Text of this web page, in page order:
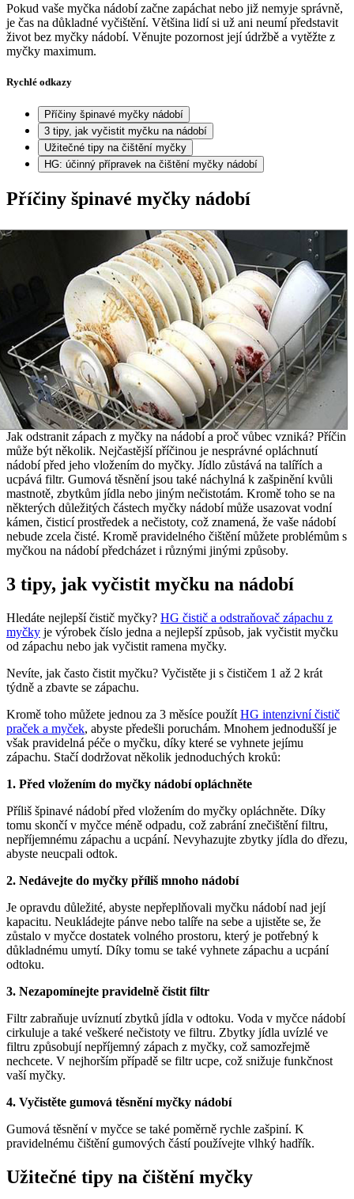
Pokud vaše myčka nádobí začne zapáchat nebo již nemyje správně,
je čas na důkladné vyčištění. Většina lidí si už ani neumí představit
život bez myčky nádobí. Věnujte pozornost její údržbě a vytěžte z
myčky maximum.
Rychlé odkazy
Příčiny špinavé myčky nádobí
3 tipy, jak vyčistit myčku na nádobí
Užitečné tipy na čištění myčky
HG: účinný přípravek na čištění myčky nádobí
Příčiny špinavé myčky nádobí
Jak odstranit zápach z myčky na nádobí a proč vůbec vzniká? Příčin
může být několik. Nejčastější příčinou je nesprávné opláchnutí
nádobí před jeho vložením do myčky. Jídlo zůstává na talířích a
ucpává filtr. Gumová těsnění jsou také náchylná k zašpinění kvůli
mastnotě, zbytkům jídla nebo jiným nečistotám. Kromě toho se na
některých důležitých částech myčky nádobí může usazovat vodní
kámen, čisticí prostředek a nečistoty, což znamená, že vaše nádobí
nebude zcela čisté. Kromě pravidelného čištění můžete problémům s
myčkou na nádobí předcházet i různými jinými způsoby.
3 tipy, jak vyčistit myčku na nádobí
Hledáte nejlepší čistič myčky? HG čistič a odstraňovač zápachu z
myčky je výrobek číslo jedna a nejlepší způsob, jak vyčistit myčku
od zápachu nebo jak vyčistit ramena myčky.
Nevíte, jak často čistit myčku? Vyčistěte ji s čističem 1 až 2 krát
týdně a zbavte se zápachu.
Kromě toho můžete jednou za 3 měsíce použít HG intenzivní čistič
praček a myček, abyste předešli poruchám. Mnohem jednodušší je
však pravidelná péče o myčku, díky které se vyhnete jejímu
zápachu. Stačí dodržovat několik jednoduchých kroků:
1. Před vložením do myčky nádobí opláchněte
Příliš špinavé nádobí před vložením do myčky opláchněte. Díky
tomu skončí v myčce méně odpadu, což zabrání znečištění filtru,
nepříjemnému zápachu a ucpání. Nevyhazujte zbytky jídla do dřezu,
abyste neucpali odtok.
2. Nedávejte do myčky příliš mnoho nádobí
Je opravdu důležité, abyste nepřeplňovali myčku nádobí nad její
kapacitu. Neukládejte pánve nebo talíře na sebe a ujistěte se, že
zůstalo v myčce dostatek volného prostoru, který je potřebný k
důkladnému umytí. Díky tomu se také vyhnete zápachu a ucpání
odtoku.
3. Nezapomínejte pravidelně čistit filtr
Filtr zabraňuje uvíznutí zbytků jídla v odtoku. Voda v myčce nádobí
cirkuluje a také veškeré nečistoty ve filtru. Zbytky jídla uvízlé ve
filtru způsobují nepříjemný zápach z myčky, což samozřejmě
nechcete. V nejhorším případě se filtr ucpe, což snižuje funkčnost
vaší myčky.
4. Vyčistěte gumová těsnění myčky nádobí
Gumová těsnění v myčce se také poměrně rychle zašpiní. K
pravidelnému čištění gumových částí používejte vlhký hadřík.
Užitečné tipy na čištění myčky